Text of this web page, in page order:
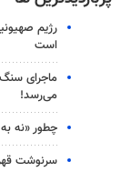
رژیم
است
ماجرای
می‌رسد!
چطور «نه
سرنوشت